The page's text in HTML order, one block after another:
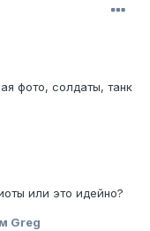
фото, солдаты, танк
или это идейно?
Greg